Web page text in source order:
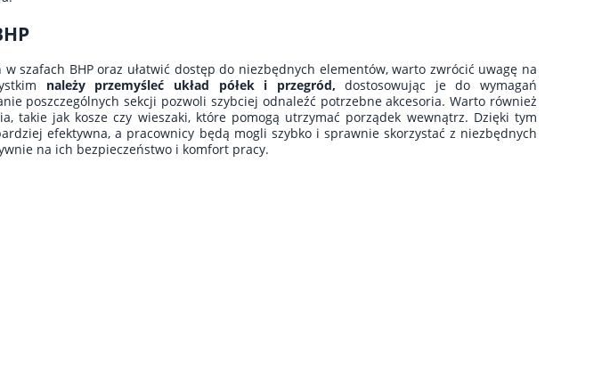
szafach BHP oraz ułatwić dostęp do niezbędnych elementów, warto zwrócić uwagę na
należy przemyśleć układ półek i przegród,dostosowując je do wymagań
poszczególnych sekcji pozwoli szybciej odnaleźć potrzebne akcesoria. Warto również
takie jak kosze czy wieszaki, które pomogą utrzymać porządek wewnątrz. Dzięki tym
efektywna, a pracownicy będą mogli szybko i sprawnie skorzystać z niezbędnych
na ich bezpieczeństwo i komfort pracy.